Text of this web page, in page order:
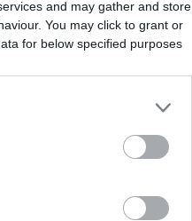
and may gather and store
You may click to grant or
for below specified purposes